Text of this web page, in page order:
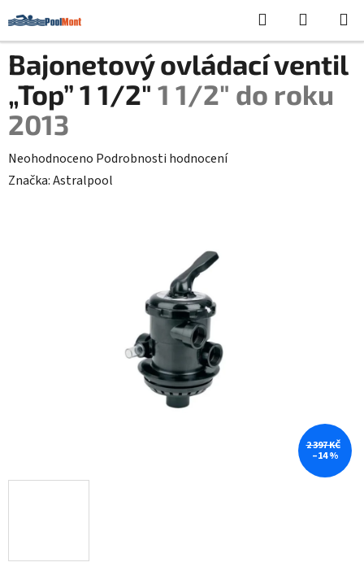
na
obsah
Hledat
KOŠÍK
Bajonetový ovládací ventil
„Top” 1 1/2" 1 1/2" do roku
2013
Průměrné
hodnocení
Neohodnoceno Podrobnosti hodnocení
Značka:Astralpool
2 397 KČ
–14 %